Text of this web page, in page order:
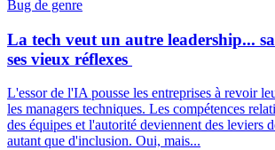
Bug de genre
La tech veut un autre leadership...
ses vieux réflexes
L'essor de l'IA pousse les entreprises à revoir
les managers techniques. Les compétences
des équipes et l'autorité deviennent des leviers
autant que d'inclusion. Oui, mais...